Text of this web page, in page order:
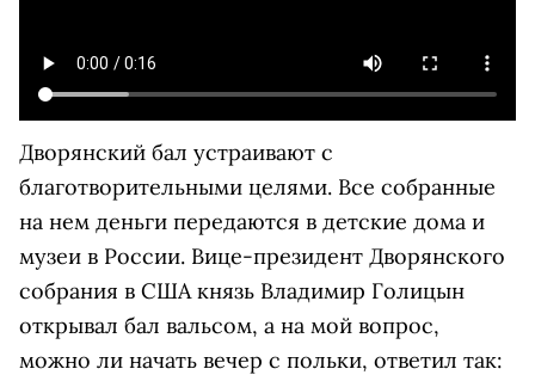
Дворянский бал устраивают с
благотворительными целями. Все собранные
на нем деньги передаются в детские дома и
музеи в России. Вице-президент Дворянского
собрания в США князь Владимир Голицын
открывал бал вальсом, а на мой вопрос,
можно ли начать вечер с польки, ответил так: